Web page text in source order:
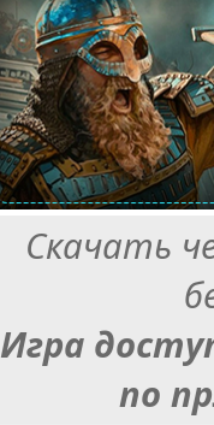
Скачать
Игра
по